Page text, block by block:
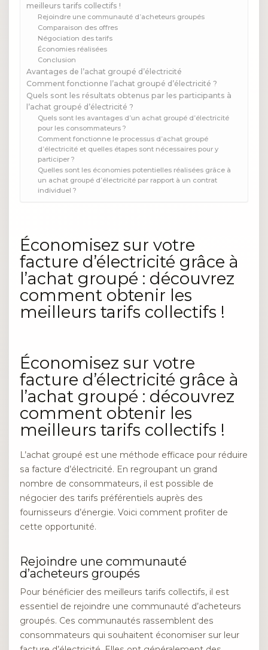
meilleurs tarifs collectifs !
Rejoindre une communauté d’acheteurs groupés
Comparaison des offres
Négociation des tarifs
Économies réalisées
Conclusion
Avantages de l’achat groupé d’électricité
Comment fonctionne l’achat groupé d’électricité ?
Quels sont les résultats obtenus par les participants à
l’achat groupé d’électricité ?
Quels sont les avantages d’un achat groupé d’électricité
pour les consommateurs ?
Comment fonctionne le processus d’achat groupé
d’électricité et quelles étapes sont nécessaires pour y
participer ?
Quelles sont les économies potentielles réalisées grâce à
un achat groupé d’électricité par rapport à un contrat
individuel ?
Économisez sur votre
facture d’électricité grâce à
l’achat groupé : découvrez
comment obtenir les
meilleurs tarifs collectifs !
Économisez sur votre
facture d’électricité grâce à
l’achat groupé : découvrez
comment obtenir les
meilleurs tarifs collectifs !
L’achat groupé est une méthode efficace pour réduire
sa facture d’électricité. En regroupant un grand
nombre de consommateurs, il est possible de
négocier des tarifs préférentiels auprès des
fournisseurs d’énergie. Voici comment profiter de
cette opportunité.
Rejoindre une communauté
d’acheteurs groupés
Pour bénéficier des meilleurs tarifs collectifs, il est
essentiel de rejoindre une communauté d’acheteurs
groupés. Ces communautés rassemblent des
consommateurs qui souhaitent économiser sur leur